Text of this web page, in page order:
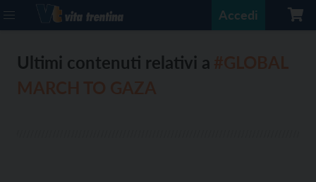
Accedi
Ultimi contenuti relativi a